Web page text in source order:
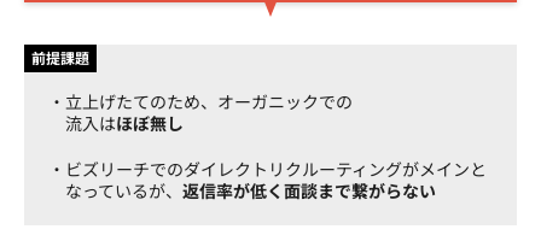
前提課題
立上げたてのため、オーガニックでの
流入はほぼ無し
ビズリーチでのダイレクトリクルーティングがメインと
なっているが、 返信率が低く面談まで繋がらない